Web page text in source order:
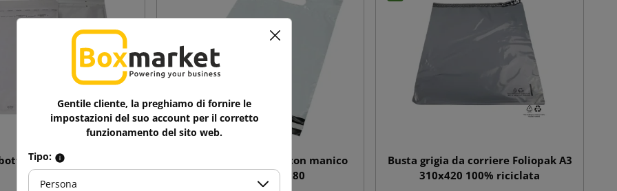
bianca AirPro C13
170X225
Busta corriere bianca con manico
Foliopak 250x280
Busta grigia da corriere Foliopak A3
310x420 100% riciclata
Gentile cliente, la preghiamo di fornire le
impostazioni del suo account per il corretto
funzionamento del sito web.
Tipo:
Persona